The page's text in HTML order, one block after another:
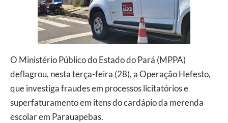
O Ministério Público do Estado do Pará (MPPA)
deflagrou, nesta terça-feira (28), a Operação Hefesto,
que investiga fraudes em processos licitatórios e
superfaturamento em itens do cardápio da merenda
escolar em Parauapebas.